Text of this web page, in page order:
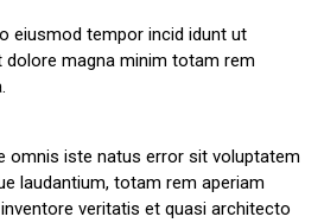
eiusmod tempor incid idunt ut
dolore magna minim totam rem
omnis iste natus error sit voluptatem
laudantium, totam rem aperiam
veritatis et quasi architecto